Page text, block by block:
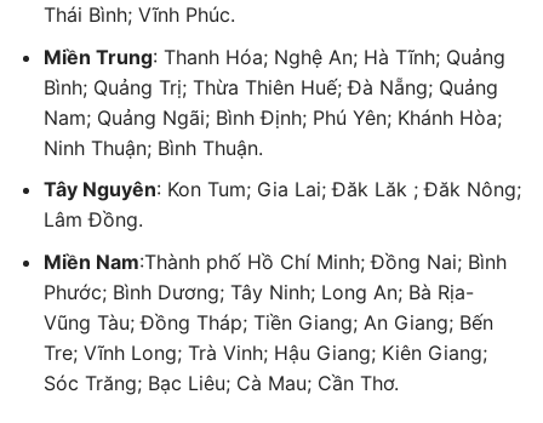
Thái Bình; Vĩnh Phúc.
Miền Trung: Thanh Hóa; Nghệ An; Hà Tĩnh; Quảng
Bình; Quảng Trị; Thừa Thiên Huế; Đà Nẵng; Quảng
Nam; Quảng Ngãi; Bình Định; Phú Yên; Khánh Hòa;
Ninh Thuận; Bình Thuận.
Tây Nguyên: Kon Tum; Gia Lai; Đăk Lăk ; Đăk Nông;
Lâm Đồng.
Miền Nam:Thành phố Hồ Chí Minh; Đồng Nai; Bình
Phước; Bình Dương; Tây Ninh; Long An; Bà Rịa-
Vũng Tàu; Đồng Tháp; Tiền Giang; An Giang; Bến
Tre; Vĩnh Long; Trà Vinh; Hậu Giang; Kiên Giang;
Sóc Trăng; Bạc Liêu; Cà Mau; Cần Thơ.